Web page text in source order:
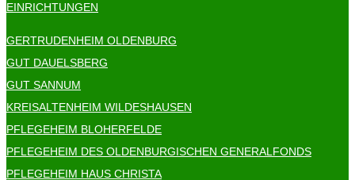
EINRICHTUNGEN
GERTRUDENHEIM OLDENBURG
GUT DAUELSBERG
GUT SANNUM
KREISALTENHEIM WILDESHAUSEN
PFLEGEHEIM BLOHERFELDE
PFLEGEHEIM DES OLDENBURGISCHEN GENERALFONDS
PFLEGEHEIM HAUS CHRISTA